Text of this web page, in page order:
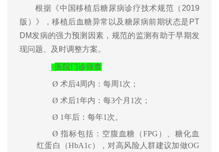
根据《中国移植后糖尿病诊疗技术规范（2019
版）》，移植后血糖异常以及糖尿病前期状态是PT
DM发病的强力预测因素，规范的监测有助于早期发
现问题、及时调整方案。
· 医院门诊筛查
Ø 术后4周内：每周 1 次；
Ø 术后1年内：每3个月 1 次；
Ø 1年后：每年1 次。
Ø 指标包括：空腹血糖（FPG ）、糖化血
红蛋白（HbA1c），对高风险人群建议加做OG